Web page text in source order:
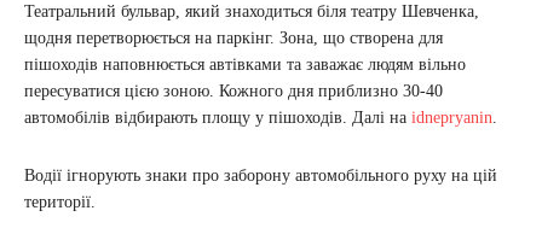
Театральний бульвар, який знаходиться біля театру Шевченка,
щодня перетворюється на паркінг. Зона, що створена для
пішоходів наповнюється автівками та заважає людям вільно
пересуватися цією зоною. Кожного дня приблизно 30-40
автомобілів відбирають площу у пішоходів. Далі на idnepryanin
Водії ігнорують знаки про заборону автомобільного руху на цій
території.